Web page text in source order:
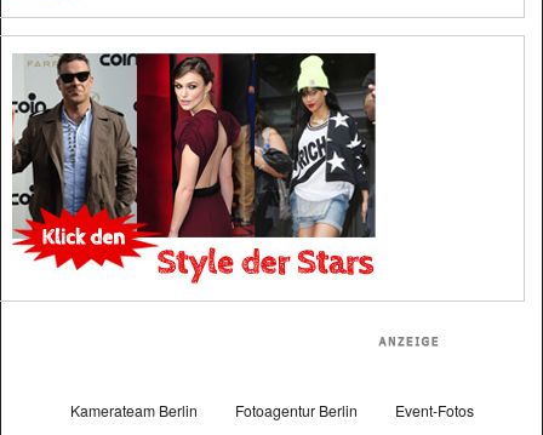
Kamerateam Berlin Fotoagentur Berlin Event-Fotos